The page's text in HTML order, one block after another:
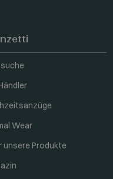
Wear
unsere Produkte